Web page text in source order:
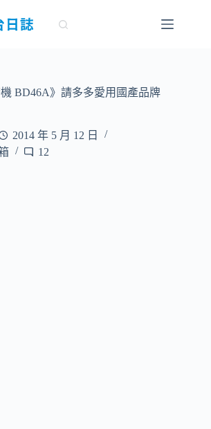
機 BD46A》請多多愛用國產品牌
2014 年 5 月 12 日
12